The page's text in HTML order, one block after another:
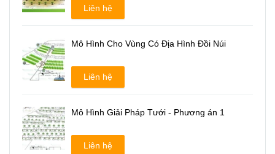
Liên hệ
Mô Hình Cho Vùng Có Địa Hình Đồi Núi
Liên hệ
Mô Hình Giải Pháp Tưới - Phương án 1
Liên hệ